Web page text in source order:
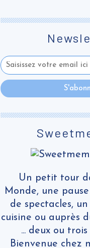
Un petit tour
Monde, une
de spectacles,
cuisine ou auprès
... deux ou
Bienvenue chez